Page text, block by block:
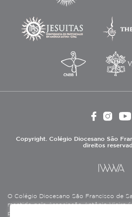
Copyright. Colégio Diocesano São
direitos
O Colégio Diocesano São Francisco de
mantido pela Associação Antônio Vieira
privado sem fins lucrativos, filantrópica,